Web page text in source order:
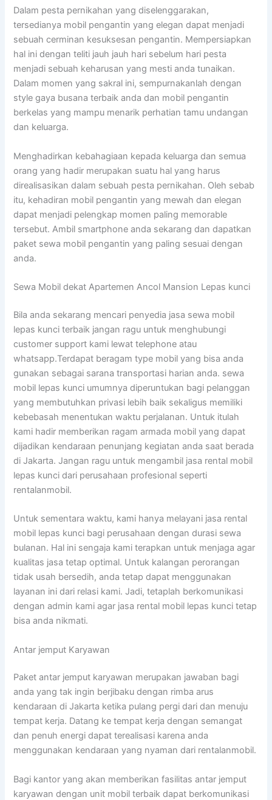
Dalam pesta pernikahan yang diselenggarakan,
tersedianya mobil pengantin yang elegan dapat menjadi
sebuah cerminan kesuksesan pengantin. Mempersiapkan
hal ini dengan teliti jauh jauh hari sebelum hari pesta
menjadi sebuah keharusan yang mesti anda tunaikan.
Dalam momen yang sakral ini, sempurnakanlah dengan
style gaya busana terbaik anda dan mobil pengantin
berkelas yang mampu menarik perhatian tamu undangan
dan keluarga.
Menghadirkan kebahagiaan kepada keluarga dan semua
orang yang hadir merupakan suatu hal yang harus
direalisasikan dalam sebuah pesta pernikahan. Oleh sebab
itu, kehadiran mobil pengantin yang mewah dan elegan
dapat menjadi pelengkap momen paling memorable
tersebut. Ambil smartphone anda sekarang dan dapatkan
paket sewa mobil pengantin yang paling sesuai dengan
anda.
Sewa Mobil dekat Apartemen Ancol Mansion Lepas kunci
Bila anda sekarang mencari penyedia jasa sewa mobil
lepas kunci terbaik jangan ragu untuk menghubungi
customer support kami lewat telephone atau
whatsapp.Terdapat beragam type mobil yang bisa anda
gunakan sebagai sarana transportasi harian anda. sewa
mobil lepas kunci umumnya diperuntukan bagi pelanggan
yang membutuhkan privasi lebih baik sekaligus memiliki
kebebasah menentukan waktu perjalanan. Untuk itulah
kami hadir memberikan ragam armada mobil yang dapat
dijadikan kendaraan penunjang kegiatan anda saat berada
di Jakarta. Jangan ragu untuk mengambil jasa rental mobil
lepas kunci dari perusahaan profesional seperti
rentalanmobil.
Untuk sementara waktu, kami hanya melayani jasa rental
mobil lepas kunci bagi perusahaan dengan durasi sewa
bulanan. Hal ini sengaja kami terapkan untuk menjaga agar
kualitas jasa tetap optimal. Untuk kalangan perorangan
tidak usah bersedih, anda tetap dapat menggunakan
layanan ini dari relasi kami. Jadi, tetaplah berkomunikasi
dengan admin kami agar jasa rental mobil lepas kunci tetap
bisa anda nikmati.
Antar jemput Karyawan
Paket antar jemput karyawan merupakan jawaban bagi
anda yang tak ingin berjibaku dengan rimba arus
kendaraan di Jakarta ketika pulang pergi dari dan menuju
tempat kerja. Datang ke tempat kerja dengan semangat
dan penuh energi dapat terealisasi karena anda
menggunakan kendaraan yang nyaman dari rentalanmobil.
Bagi kantor yang akan memberikan fasilitas antar jemput
karyawan dengan unit mobil terbaik dapat berkomunikasi